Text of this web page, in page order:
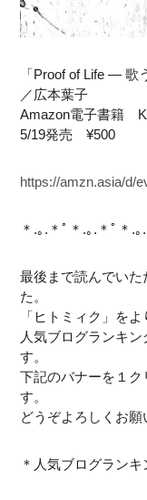
「Proof of Life — 歌
／広本葉子
Amazon電子書籍
5/19発売 ¥500
https://amzn.asia/d/
＊.｡.＊ﾟ＊.｡.＊ﾟ＊.
最後まで読んでい
た。
「ヒトミィク」を
人気ブログランキ
す。
下記のバナーを１ク
す。
どうぞよろしくお願
＊人気ブログランキ